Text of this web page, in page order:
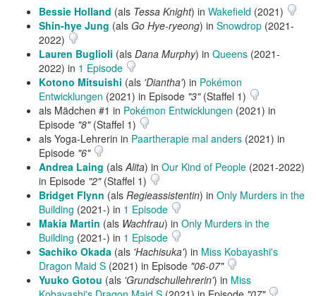
Bessie Holland (als Tessa Knight) in Wakefield (2021)
Shin-hye Jung (als Go Hye-ryeong) in Snowdrop (2021-
2022)
Lauren Buglioli (als Dana Murphy) in Queens (2021-
2022) in 1 Episode
Kotono Mitsuishi (als 'Diantha') in Pokémon
Entwicklungen (2021) in Episode "3"(Staffel 1)
als Mädchen #1 in Pokémon Entwicklungen (2021) in
Episode "8"(Staffel 1)
als Yoga-Lehrerin in Paartherapie mal anders (2021) in
Episode "6"
Andrea Laing (alsAlita) in Our Kind of People (2021-2022)
in Episode "2"(Staffel 1)
Bridget Flynn (als Regieassistentin) in Only Murders in the
Building (2021-) in 1 Episode
Makia Martin (als Wachfrau) in Only Murders in the
Building (2021-) in 1 Episode
Sachiko Okada (als 'Hachisuka') in Miss Kobayashi's
Dragon Maid S (2021) in Episode "06-07"
Yuuko Gotou (als 'Grundschullehrerin') in Miss